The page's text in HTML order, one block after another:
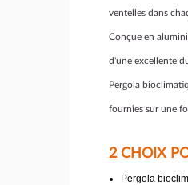
ventelles dans
Conçue en
d'une excellente
Pergola
fournies sur une
2 CHOIX
Pergola